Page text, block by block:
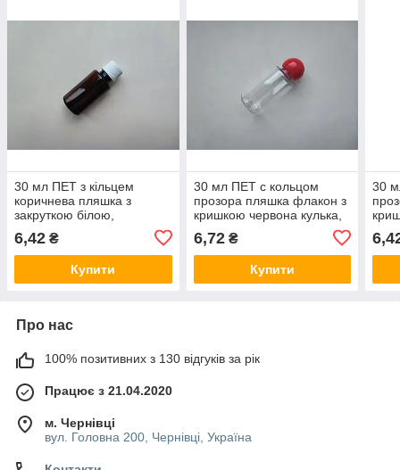
30 мл ПЕТ з кільцем
коричнева пляшка з
закруткою білою,
кришкою, флакони
6,42 ₴
Купити
30 мл ПЕТ с кольцом
прозора пляшка флакон з
кришкою червона кулька,
закруткою, флакони
6,72₴
Купити
30
Про нас
100% позитивних з 130 відгуків за рік
Працює з 21.04.2020
м. Чернівці
вул. Головна 200, Чернівці, Україна